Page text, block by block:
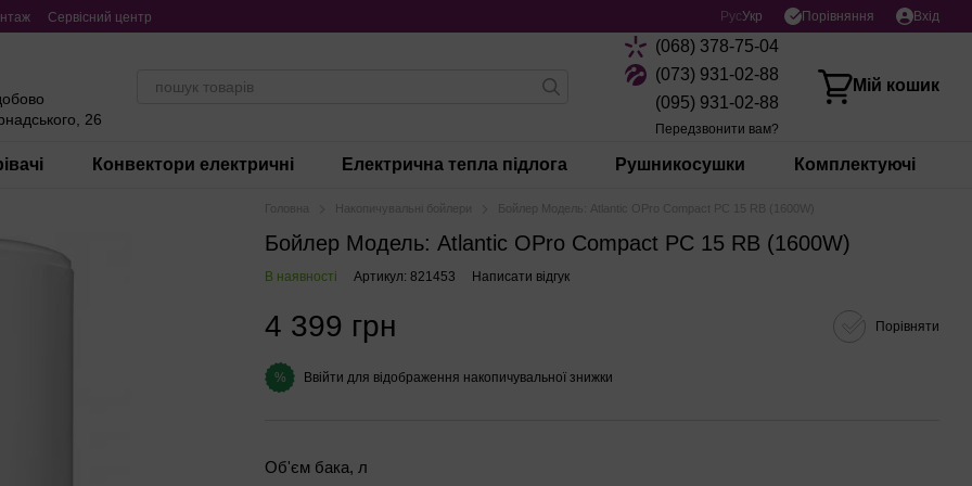
Сервісний центр РусУкр Порівняння Вхід
26
(068) 378-75-04
(073) 931-02-88
(095) 931-02-88
Передзвонити вам?
Мій кошик
Конвектори електричні Електрична тепла підлога Рушникосушки Комплектуючі
Головна Накопичувальні бойлери Бойлер Модель: Atlantic OPro Compact PC 15 RB (1600W)
Бойлер Модель: Atlantic OPro Compact PC 15 RB (1600W)
В наявності Артикул: 821453 Написати відгук
4 399 грн Порівняти
% Ввійти для відображення накопичувальної знижки
Об'єм бака, л